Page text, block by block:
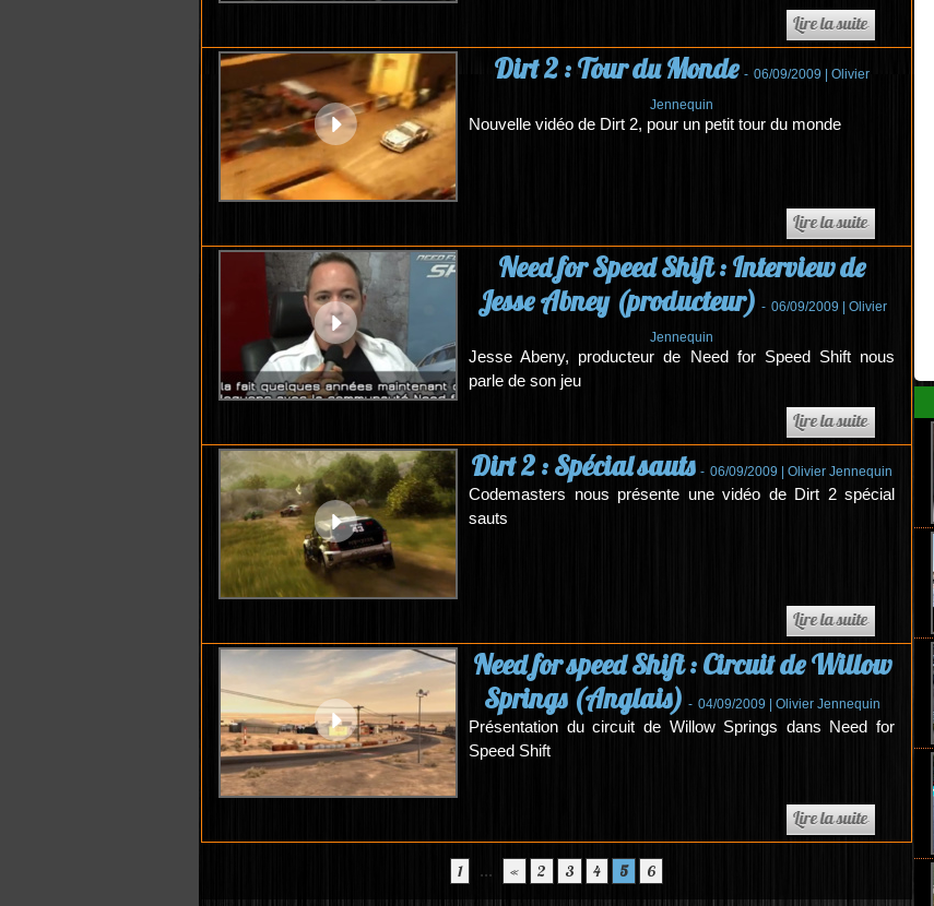
Dirt 2 : Tour du Monde - 06/09/2009 | Olivier
Jennequin
Nouvelle vidéo de Dirt 2, pour un petit tour du monde
Need for Speed Shift : Interview de
Jesse Abney (producteur) - 06/09/2009 | Olivier
Jennequin
Jesse Abeny, producteur de Need for Speed Shift nous
parle de son jeu
Dirt 2 : Spécial sauts - 06/09/2009 | Olivier Jennequin
Codemasters nous présente une vidéo de Dirt 2 spécial
sauts
Need for speed Shift : Circuit de Willow
Springs (Anglais) - 04/09/2009 | Olivier Jennequin
Présentation du circuit de Willow Springs dans Need for
Speed Shift
1 ... « 2 3 4 5 6